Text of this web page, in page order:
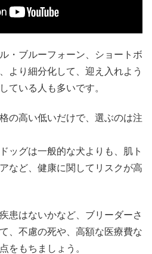
・ブルーフォーン、ショートボ
より細分化して、迎え入れよう
ている人も多いです。
の高い低いだけで、選ぶのは注
ッグは一般的な犬よりも、肌ト
など、健康に関してリスクが高
患はないかなど、ブリーダーさ
、不慮の死や、高額な医療費な
をもちましょう。